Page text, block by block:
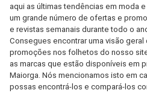
aqui as últimas tendências em moda
um grande número de ofertas e
e revistas semanais durante todo o
Consegues encontrar uma visão
promoções nos folhetos do nosso
as marcas que estão disponíveis em
Maiorga. Nós mencionamos isto em
possas encontrá-los e compará-los